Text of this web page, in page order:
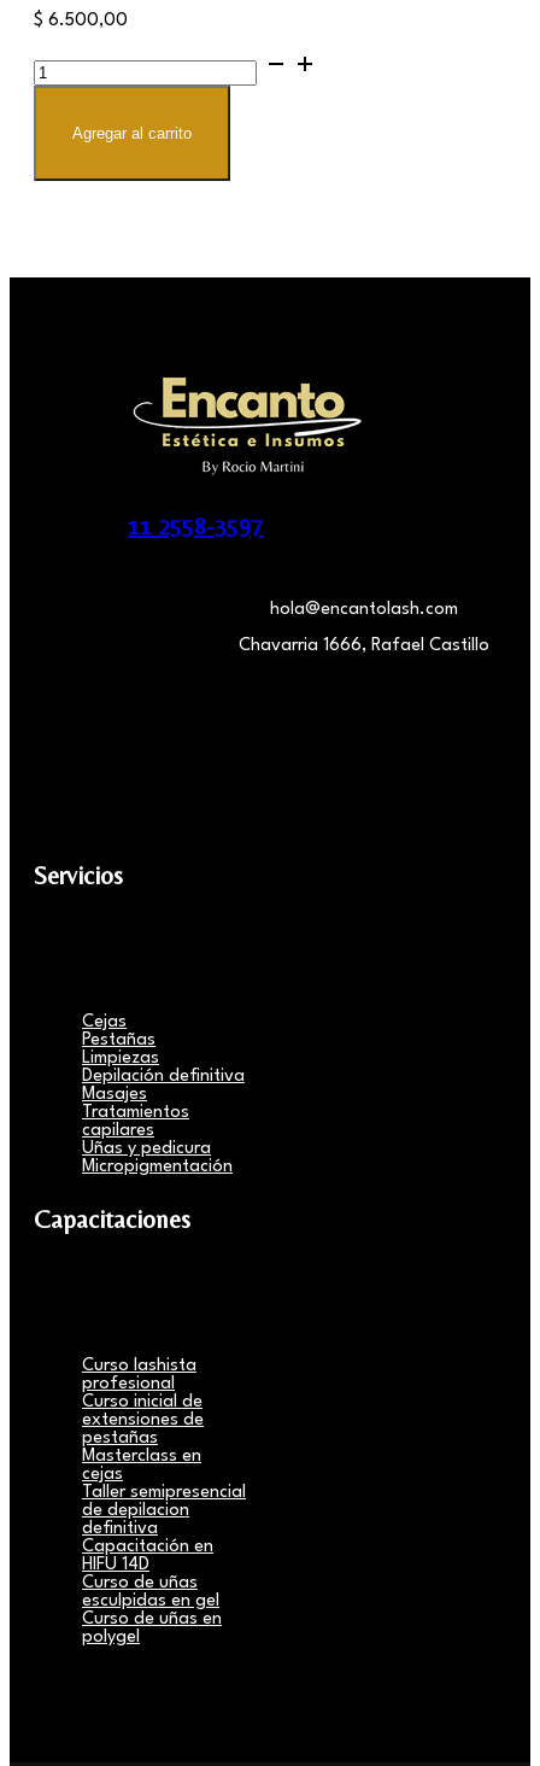
$ 6.500,00
Bigudies
cantidad
Agregar al carrito
11 2558-3597
hola@encantolash.com
Chavarria 1666, Rafael Castillo
Servicios
Cejas
Pestañas
Limpiezas
Depilación definitiva
Masajes
Tratamientos
capilares
Uñas y pedicura
Micropigmentación
Capacitaciones
Curso lashista
profesional
Curso inicial de
extensiones de
pestañas
Masterclass en
cejas
Taller semipresencial
de depilacion
definitiva
Capacitación en
HIFU 14D
Curso de uñas
esculpidas en gel
Curso de uñas en
polygel